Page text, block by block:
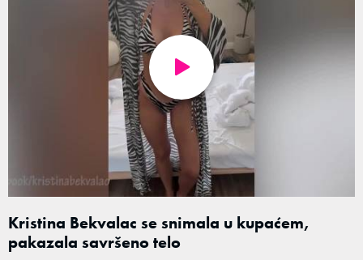
Kristina Bekvalac se snimala u kupaćem,
pakazala savršeno telo